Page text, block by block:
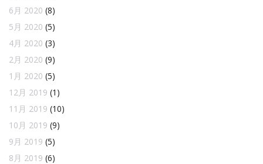
6月 2020 (8)
5月 2020 (5)
4月 2020 (3)
2月 2020 (9)
1月 2020 (5)
12月 2019 (1)
11月 2019 (10)
10月 2019 (9)
9月 2019 (5)
8月 2019 (6)